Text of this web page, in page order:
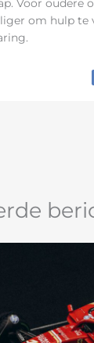
Voor oudere
om hulp te